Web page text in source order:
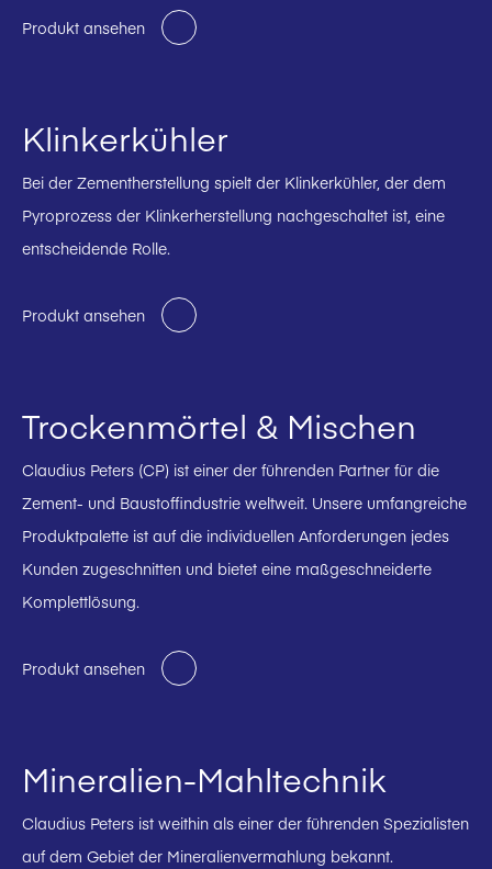
Produkt ansehen
Klinkerkühler
Bei der Zementherstellung spielt der Klinkerkühler, der dem
Pyroprozess der Klinkerherstellung nachgeschaltet ist, eine
entscheidende Rolle.
Produkt ansehen
Trockenmörtel & Mischen
Claudius Peters (CP) ist einer der führenden Partner für die
Zement- und Baustoffindustrie weltweit. Unsere umfangreiche
Produktpalette ist auf die individuellen Anforderungen jedes
Kunden zugeschnitten und bietet eine maßgeschneiderte
Komplettlösung.
Produkt ansehen
Mineralien-Mahltechnik
Claudius Peters ist weithin als einer der führenden Spezialisten
auf dem Gebiet der Mineralienvermahlung bekannt.